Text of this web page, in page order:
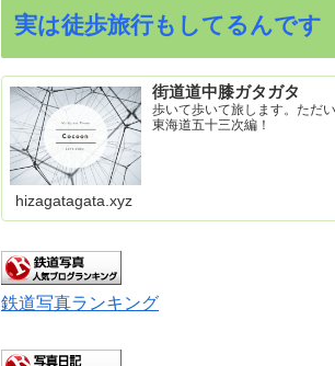
実は徒歩旅行もしてるんです
街道道中膝ガタガタ
歩いて歩いて旅します。ただ
東海道五十三次編！
hizagatagata.xyz
鉄道写真ランキング